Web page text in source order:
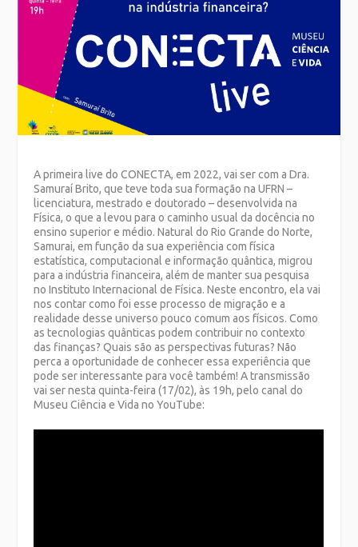
A primeira live do CONECTA, em 2022, vai ser com a Dra.
Samuraí Brito, que teve toda sua formação na UFRN –
licenciatura, mestrado e doutorado – desenvolvida na
Física, o que a levou para o caminho usual da docência no
ensino superior e médio. Natural do Rio Grande do Norte,
Samurai, em função da sua experiência com física
estatística, computacional e informação quântica, migrou
para a indústria financeira, além de manter sua pesquisa
no Instituto Internacional de Física. Neste encontro, ela vai
nos contar como foi esse processo de migração e a
realidade desse universo pouco comum aos físicos. Como
as tecnologias quânticas podem contribuir no contexto
das finanças? Quais são as perspectivas futuras? Não
perca a oportunidade de conhecer essa experiência que
pode ser interessante para você também! A transmissão
vai ser nesta quinta-feira (17/02), às 19h, pelo canal do
Museu Ciência e Vida no YouTube: